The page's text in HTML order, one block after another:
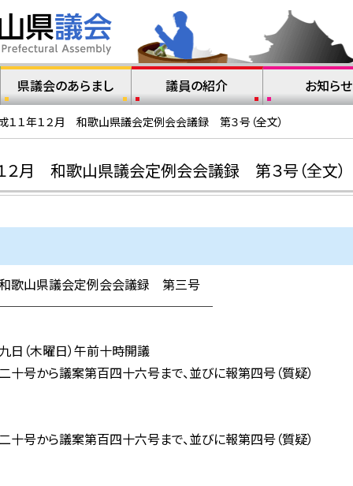
県議会のあらまし 議員の紹介 お知らせ
１１年１２月 和歌山県議会定例会会議録 第３号（全文）
２月 和歌山県議会定例会会議録 第３号（全文）
歌山県議会定例会会議録 第三号
（木曜日）午前十時開議
から議案第百四十六号まで、並びに報第四号（質疑）
ら議案第百四十六号まで、並びに報第四号（質疑）